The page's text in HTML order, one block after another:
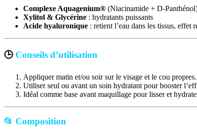
Complexe Aquagenium® (Niacinamide + D-
Xylitol & Glycérine : hydratants puissants
Acide hyaluronique : retient l’eau dans les tissus, effet
🕒 Conseils d’utilisation
Appliquer matin et/ou soir sur le visage et le cou propres.
Utiliser seul ou avant un soin hydratant pour booster
Idéal comme base avant maquillage pour lisser et
📂 Composition